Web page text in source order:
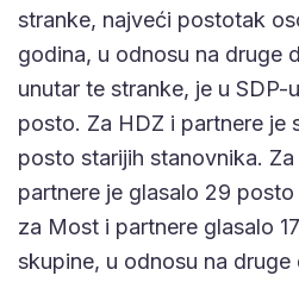
stranke, najveći postotak
godina, u odnosu na druge
unutar te stranke, je u SDP-
posto. Za HDZ i partnere je
posto starijih stanovnika.
partnere je glasalo 29
za Most i partnere glasalo
skupine, u odnosu na